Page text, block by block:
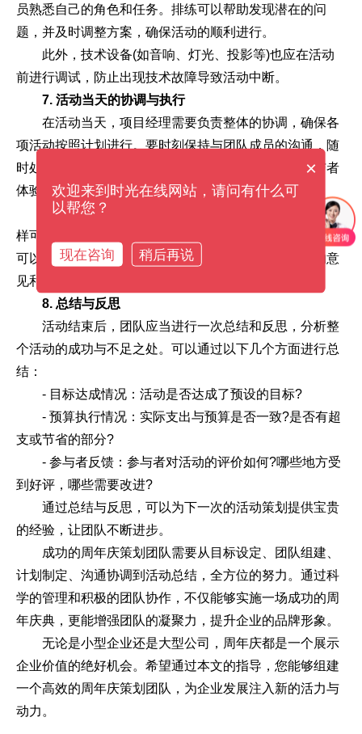
员熟悉自己的角色和任务。排练可以帮助发现潜在的问
题，并及时调整方案，确保活动的顺利进行。
此外，技术设备(如音响、灯光、投影等)也应在活动
前进行调试，防止出现技术故障导致活动中断。
7. 活动当天的协调与执行
在活动当天，项目经理需要负责整体的协调，确保各
项活动按照计划进行。要时刻保持与团队成员的沟通，随
时处理突发情况。确保每个环节都能顺利进行，让参与者
体验到良好的活动氛围。
例如，可以安排专人负责接待，与嘉宾进行沟通，这
样可以让他们感受到被重视。参与者的反馈也非常关键，
可以在活动结束后进行简单的问卷调研，以收集他们的意
见和建议。
8. 总结与反思
活动结束后，团队应当进行一次总结和反思，分析整
个活动的成功与不足之处。可以通过以下几个方面进行总
结：
- 目标达成情况：活动是否达成了预设的目标?
- 预算执行情况：实际支出与预算是否一致?是否有超
支或节省的部分?
- 参与者反馈：参与者对活动的评价如何?哪些地方受
到好评，哪些需要改进?
通过总结与反思，可以为下一次的活动策划提供宝贵
的经验，让团队不断进步。
成功的周年庆策划团队需要从目标设定、团队组建、
计划制定、沟通协调到活动总结，全方位的努力。通过科
学的管理和积极的团队协作，不仅能够实施一场成功的周
年庆典，更能增强团队的凝聚力，提升企业的品牌形象。
无论是小型企业还是大型公司，周年庆都是一个展示
企业价值的绝好机会。希望通过本文的指导，您能够组建
一个高效的周年庆策划团队，为企业发展注入新的活力与
动力。
×
欢迎来到时光在线网站，请问有什么可
以帮您？
现在咨询 稍后再说